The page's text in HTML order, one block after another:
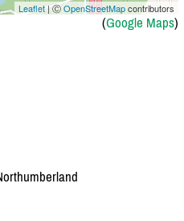
Leaflet| ⒸOpenStreetMapcontributors
(Google Maps)